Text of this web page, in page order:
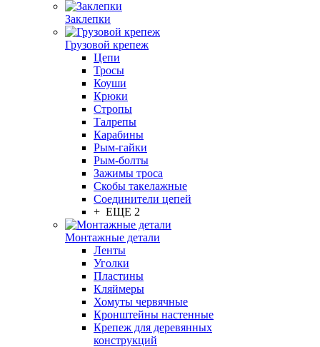
Заклепки
Грузовой крепеж
Цепи
Тросы
Коуши
Крюки
Стропы
Талрепы
Карабины
Рым-гайки
Рым-болты
Зажимы троса
Скобы такелажные
Соединители цепей
+ ЕЩЕ 2
Монтажные детали
Ленты
Уголки
Пластины
Кляймеры
Хомуты червячные
Кронштейны настенные
Крепеж для деревянных
конструкций